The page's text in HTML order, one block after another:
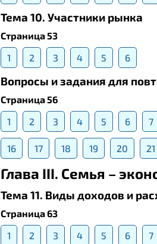
Тема 10. Участники рынка
Страница 53
1
2 3 4 5 6
Вопросы и задания для
Страница 56
1
2 3 4 5 6 7
16 17 18 19 20 21
Глава III. Семья –
Тема 11. Виды доходов и
Страница 63
1
2 3 4 5 6 7